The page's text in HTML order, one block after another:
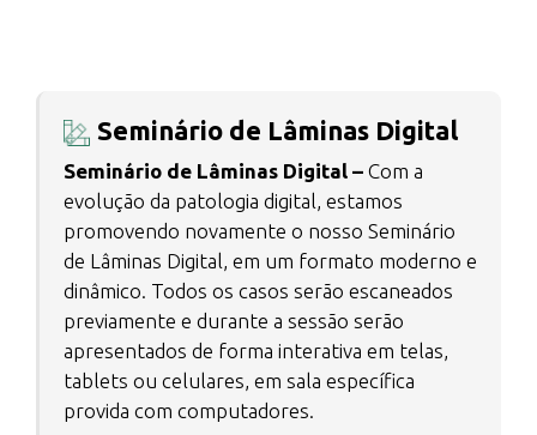
Seminário de Lâminas Digital
Seminário de Lâminas Digital – Com a
evolução da patologia digital, estamos
promovendo novamente o nosso Seminário
de Lâminas Digital, em um formato moderno e
dinâmico. Todos os casos serão escaneados
previamente e durante a sessão serão
apresentados de forma interativa em telas,
tablets ou celulares, em sala específica
provida com computadores.